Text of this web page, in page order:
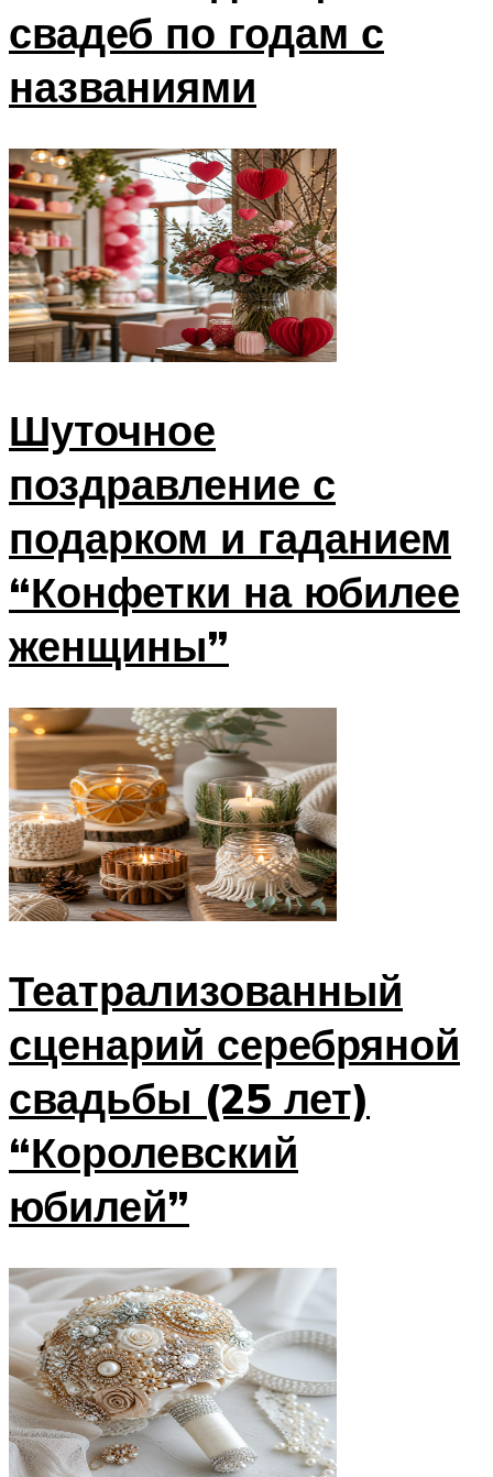
свадеб по годам с
названиями
Шуточное
поздравление с
подарком и гаданием
“Конфетки на юбилее
женщины”
Театрализованный
сценарий серебряной
свадьбы (25 лет)
“Королевский
юбилей”